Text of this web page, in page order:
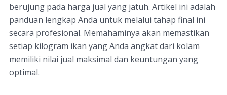
berujung pada harga jual yang jatuh. Artikel ini adalah
panduan lengkap Anda untuk melalui tahap final ini
secara profesional. Memahaminya akan memastikan
setiap kilogram ikan yang Anda angkat dari kolam
memiliki nilai jual maksimal dan keuntungan yang
optimal.